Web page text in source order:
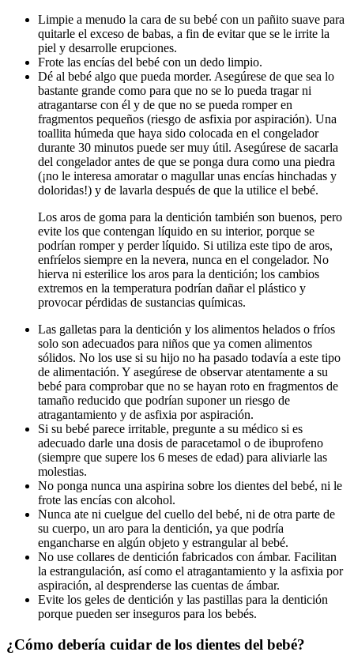
Limpie a menudo la cara de su bebé con un pañito suave para
quitarle el exceso de babas, a fin de evitar que se le irrite la
piel y desarrolle erupciones.
Frote las encías del bebé con un dedo limpio.
Dé al bebé algo que pueda morder. Asegúrese de que sea lo
bastante grande como para que no se lo pueda tragar ni
atragantarse con él y de que no se pueda romper en
fragmentos pequeños (riesgo de asfixia por aspiración). Una
toallita húmeda que haya sido colocada en el congelador
durante 30 minutos puede ser muy útil. Asegúrese de sacarla
del congelador antes de que se ponga dura como una piedra
(¡no le interesa amoratar o magullar unas encías hinchadas y
doloridas!) y de lavarla después de que la utilice el bebé.
Los aros de goma para la dentición también son buenos, pero
evite los que contengan líquido en su interior, porque se
podrían romper y perder líquido. Si utiliza este tipo de aros,
enfríelos siempre en la nevera, nunca en el congelador. No
hierva ni esterilice los aros para la dentición; los cambios
extremos en la temperatura podrían dañar el plástico y
provocar pérdidas de sustancias químicas.
Las galletas para la dentición y los alimentos helados o fríos
solo son adecuados para niños que ya comen alimentos
sólidos. No los use si su hijo no ha pasado todavía a este tipo
de alimentación. Y asegúrese de observar atentamente a su
bebé para comprobar que no se hayan roto en fragmentos de
tamaño reducido que podrían suponer un riesgo de
atragantamiento y de asfixia por aspiración.
Si su bebé parece irritable, pregunte a su médico si es
adecuado darle una dosis de paracetamol o de ibuprofeno
(siempre que supere los 6 meses de edad) para aliviarle las
molestias.
No ponga nunca una aspirina sobre los dientes del bebé, ni le
frote las encías con alcohol.
Nunca ate ni cuelgue del cuello del bebé, ni de otra parte de
su cuerpo, un aro para la dentición, ya que podría
engancharse en algún objeto y estrangular al bebé.
No use collares de dentición fabricados con ámbar. Facilitan
la estrangulación, así como el atragantamiento y la asfixia por
aspiración, al desprenderse las cuentas de ámbar.
Evite los geles de dentición y las pastillas para la dentición
porque pueden ser inseguros para los bebés.
¿Cómo debería cuidar de los dientes del bebé?